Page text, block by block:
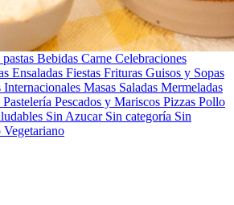
Bebidas Carne Celebraciones
Ensaladas Fiestas Frituras Guisos y Sopas
Internacionales Masas Saladas Mermeladas
Pastelería Pescados y Mariscos Pizzas Pollo
Sin Azucar Sin categoría Sin
Vegetariano